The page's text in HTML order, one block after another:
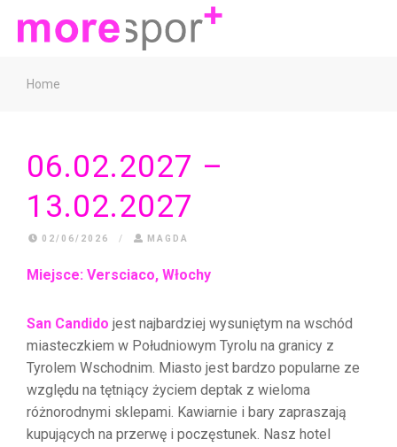
Home
06.02.2027 –
13.02.2027
02/06/2026 / MAGDA
Miejsce: Versciaco, Włochy
San Candido jest najbardziej wysuniętym na wschód
miasteczkiem w Południowym Tyrolu na granicy z
Tyrolem Wschodnim. Miasto jest bardzo popularne ze
względu na tętniący życiem deptak z wieloma
różnorodnymi sklepami. Kawiarnie i bary zapraszają
kupujących na przerwę i poczęstunek. Nasz hotel